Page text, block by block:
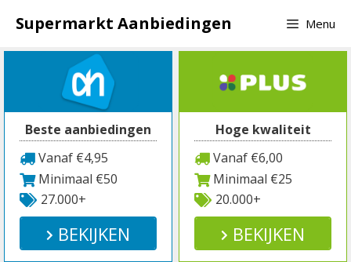
naar
inhoud
Supermarkt Aanbiedingen Menu
Beste aanbiedingen
Vanaf €4,95
Minimaal €50
27.000+
BEKIJKEN
Hoge kwaliteit
Vanaf €6,00
Minimaal €25
20.000+
BEKIJKEN